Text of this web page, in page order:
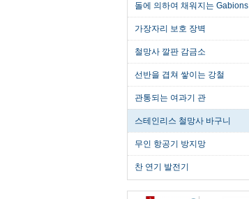
돌에 의하여 채워지는 Gabions
가장자리 보호 장벽
철망사 깔판 감금소
선반을 겹쳐 쌓이는 강철
관통되는 여과기 관
스테인리스 철망사 바구니
무인 항공기 방지망
찬 연기 발전기